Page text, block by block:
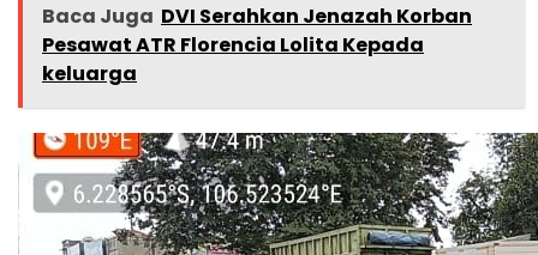
Baca Juga DVI Serahkan Jenazah Korban
Pesawat ATR Florencia Lolita Kepada
keluarga